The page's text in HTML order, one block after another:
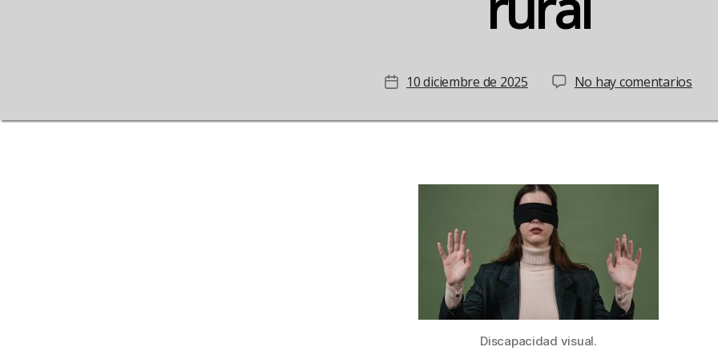
Fecha
la
10 diciembre de 2025 No hay comentariosen
Discapacidad visual.